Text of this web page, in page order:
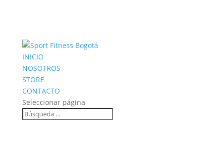
INICIO
NOSOTROS
STORE
CONTACTO
Seleccionar página